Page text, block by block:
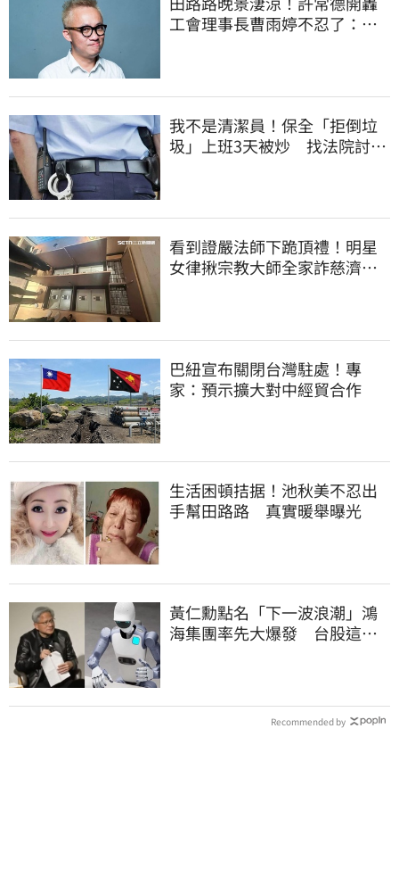
工會理事長曹雨婷不忍了：別
我不是清潔員！保全「拒倒垃
圾」上班3天被炒 找法院討公
看到證嚴法師下跪頂禮！明星
女律揪宗教大師全家詐慈濟…
巴紐宣布關閉台灣駐處！專
家：預示擴大對中經貿合作
生活困頓拮据！池秋美不忍出
手幫田路路 真實暖舉曝光
黃仁勳點名「下一波浪潮」鴻
海集團率先大爆發 台股這族
Recommended by